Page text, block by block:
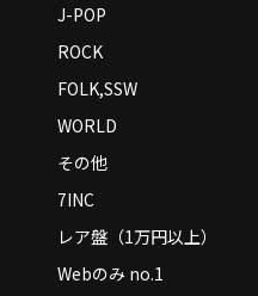
J-POP
ROCK
FOLK,SSW
WORLD
その他
7INC
レア盤（1万円以上）
Webのみ no.1